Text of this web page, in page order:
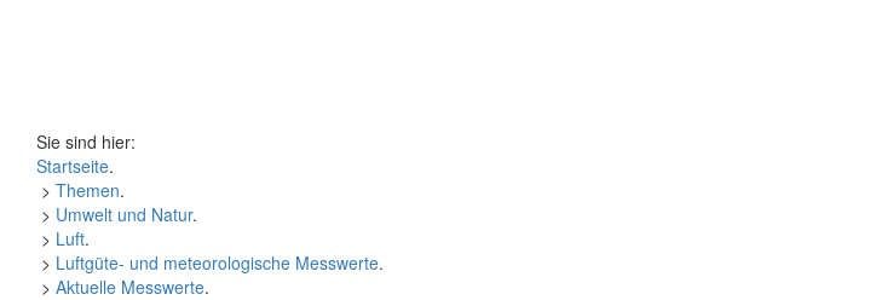
Sie sind hier:
Startseite.
> Themen.
> Umwelt und Natur.
> Luft.
> Luftgüte- und meteorologische Messwerte.
> Aktuelle Messwerte.